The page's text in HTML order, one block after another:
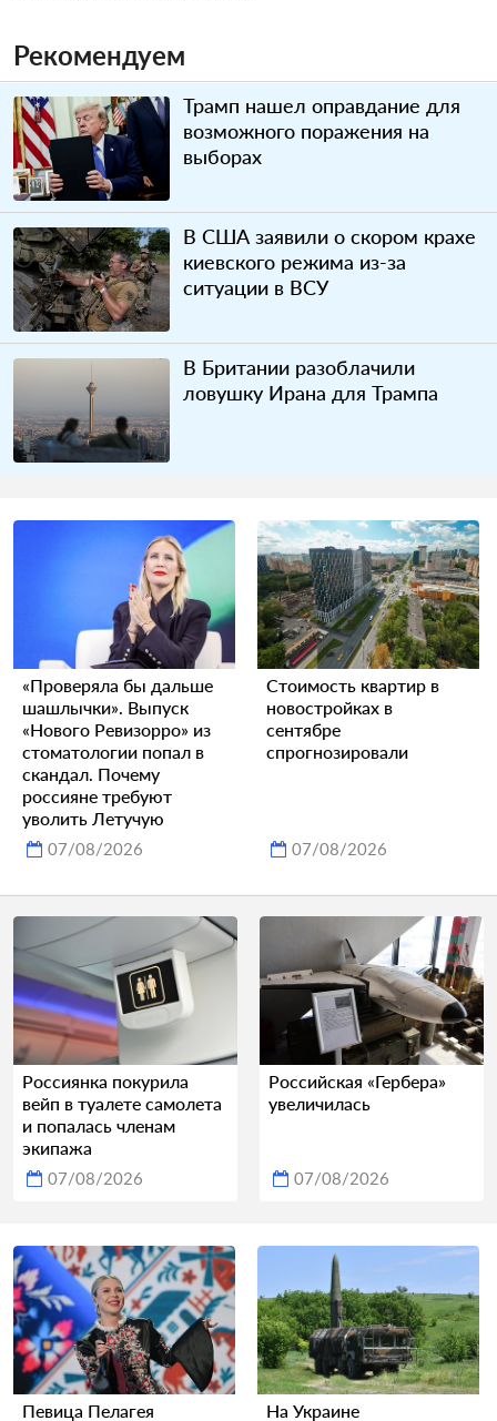
Рекомендуем
Трамп нашел оправдание для
возможного поражения на
выборах
В США заявили о скором крахе
киевского режима из-за
ситуации в ВСУ
В Британии разоблачили
ловушку Ирана для Трампа
«Проверяла бы дальше
шашлычки». Выпуск
«Нового Ревизорро» из
стоматологии попал в
скандал. Почему
россияне требуют
уволить Летучую
07/08/2026
Стоимость квартир в
новостройках в
сентябре
спрогнозировали
07/08/2026
Россиянка покурила
вейп в туалете самолета
и попалась членам
экипажа
07/08/2026
Российская «Гербера»
увеличилась
07/08/2026
Певица Пелагея На Украине